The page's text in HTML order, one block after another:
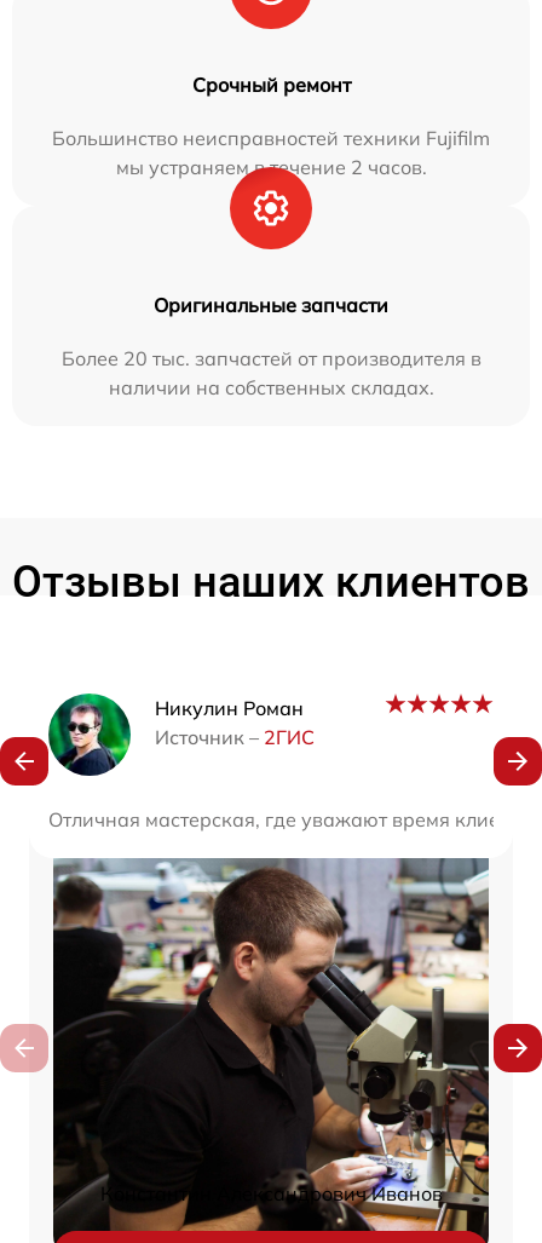
Срочный ремонт
Большинство неисправностей техники Fujifilm
мы устраняем в течение 2 часов.
Оригинальные запчасти
Более 20 тыс. запчастей от производителя в
наличии на собственных складах.
Отзывы наших клиентов
Никулин Роман
Источник – 2ГИС
Отличная мастерская, где уважают время
Наши мастера
Константин Александрович Иванов